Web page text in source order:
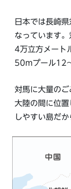
日本では長崎
なっています
4万立方メート
50mプール12
対馬に大量の
大陸の間に位
しやすい島だか